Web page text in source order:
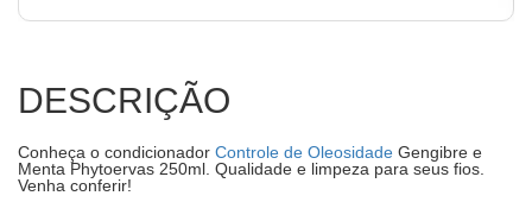
DESCRIÇÃO
Conheça o condicionador Controle de Oleosidade Gengibre e
Menta Phytoervas 250ml. Qualidade e limpeza para seus fios.
Venha conferir!